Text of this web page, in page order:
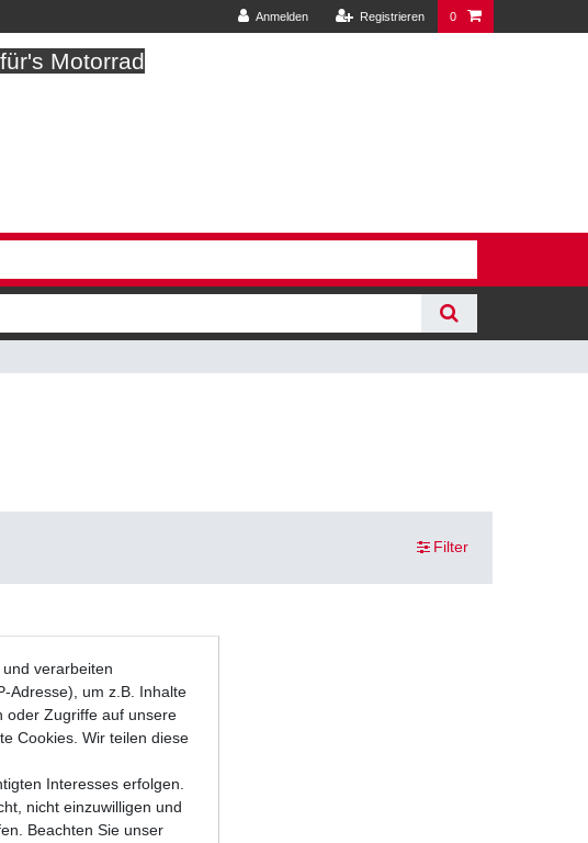
Anmelden Registrieren 0
Motorrad
Filter
verarbeiten
Adresse), um z.B. Inhalte
oder Zugriffe auf unsere
Cookies. Wir teilen diese
Interesses erfolgen.
nicht einzuwilligen und
Beachten Sie unser